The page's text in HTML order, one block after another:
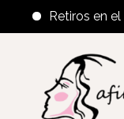
Retiros en el
contenido